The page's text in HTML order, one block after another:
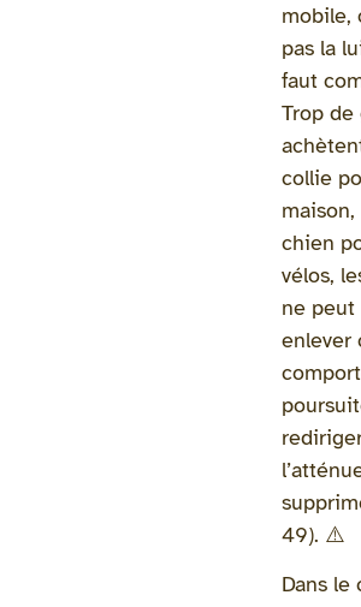
mobile,
pas la
faut
Trop de
collie
chien
vélos,
ne peut
enlever
49). ⚠️
Dans le